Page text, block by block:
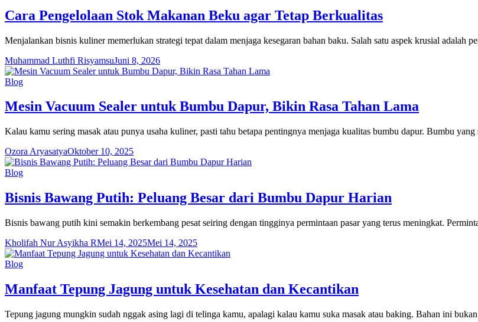
Cara Pengelolaan Stok Makanan Beku agar Tetap Berkualitas
Menjalankan bisnis kuliner memerlukan strategi tepat dalam menjaga kesegaran bahan baku. Salah satu aspek krusial adalah
Muhammad Luthfi RisyamsuJuni 8, 2026
Blog
Mesin Vacuum Sealer untuk Bumbu Dapur, Bikin Rasa Tahan Lama
Kalau kamu sering masak atau punya usaha kuliner, pasti tahu betapa pentingnya menjaga kualitas bumbu dapur. Bumbu
Ozora AryasatyaOktober 10, 2025
Blog
Bisnis Bawang Putih: Peluang Besar dari Bumbu Dapur Harian
Bisnis bawang putih kini semakin berkembang pesat seiring dengan tingginya permintaan pasar yang terus meningkat.
Kholifah Nur Asyikha RMei 14, 2025Mei 14, 2025
Blog
Manfaat Tepung Jagung untuk Kesehatan dan Kecantikan
Tepung jagung mungkin sudah nggak asing lagi di telinga kamu, apalagi kalau kamu suka masak atau baking. Bahan ini